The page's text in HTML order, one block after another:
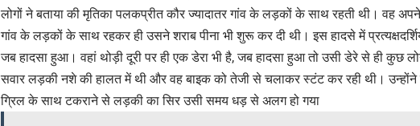
लोगों ने बताया की मृतिका पलकप्रीत कौर ज्यादातर गांव के लड़कों के साथ रहती थी। वह
गांव के लड़कों के साथ रहकर ही उसने शराब पीना भी शुरू कर दी थी। इस हादसे में
जब हादसा हुआ। वहां थोड़ी दूरी पर ही एक डेरा भी है, जब हादसा हुआ तो उसी डेरे से ही कुछ
सवार लड़की नशे की हालत में थी और वह बाइक को तेजी से चलाकर स्टंट कर रही थी। उन्होंने
ग्रिल के साथ टकराने से लड़की का सिर उसी समय धड़ से अलग हो गया